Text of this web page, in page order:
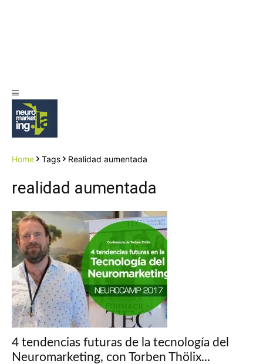
Home Tags Realidad aumentada
realidad aumentada
4 tendencias futuras de la tecnología del
Neuromarketing, con Torben Thölix...